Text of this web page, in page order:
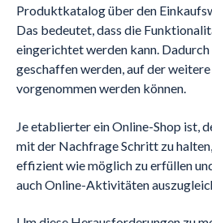
Produktkatalog über den
Das bedeutet, dass die
eingerichtet werden kann. Dadurch
geschaffen werden, auf der
vorgenommen werden können.
Je etablierter ein Online-Shop ist,
mit der Nachfrage Schritt zu
effizient wie möglich zu erfüllen
auch Online-Aktivitäten